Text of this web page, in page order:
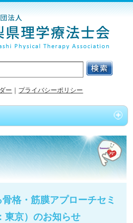
ー ｜ プライバシーポリシー
格・筋膜アプローチセミ
東京）のお知らせ